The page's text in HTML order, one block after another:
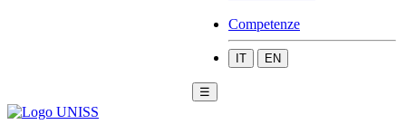
Competenze
IT EN
☰